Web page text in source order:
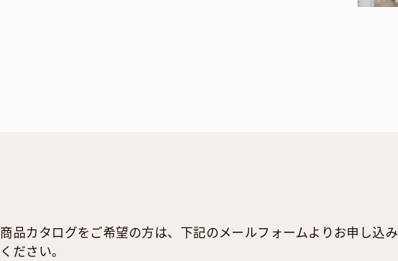
商品カタログをご希望の方は、下記のメールフォームよりお申し込み
ください。